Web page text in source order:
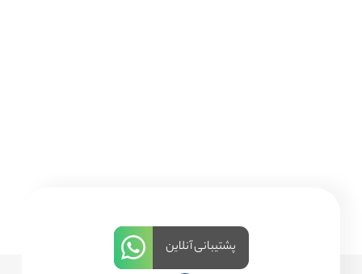
پشتیبانی آنلاین